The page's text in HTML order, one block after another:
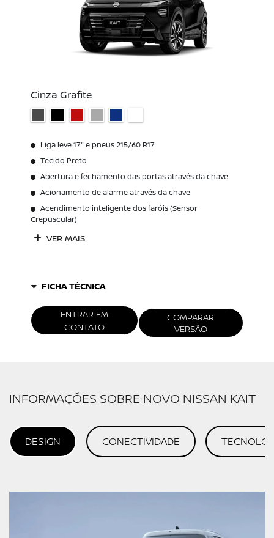
Cinza Grafite
Liga leve 17" e pneus 215/60 R17
Tecido Preto
Abertura e fechamento das portas através da chave
Acionamento de alarme através da chave
Acendimento inteligente dos faróis (Sensor
Crepuscular)
VER MAIS
FICHA TÉCNICA
ENTRAR EM
CONTATO
COMPARAR
VERSÃO
INFORMAÇÕES SOBRE NOVO NISSAN KAIT
DESIGN CONECTIVIDADE